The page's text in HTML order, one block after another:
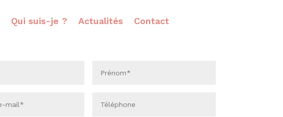
Qui suis-je ? Actualités Contact